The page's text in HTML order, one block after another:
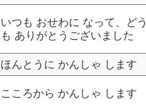
いつも おせわに なって、どう
も ありがとうございました
ほんとうに かんしゃ します
こころから かんしゃ します